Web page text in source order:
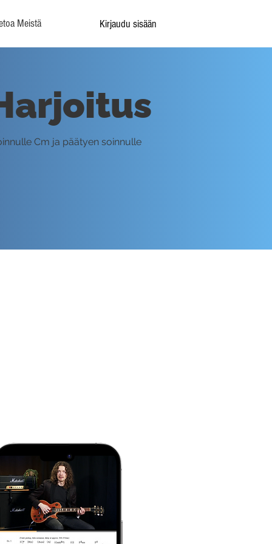
Meistä Kirjaudu sisään
Cm ja päätyen soinnulle